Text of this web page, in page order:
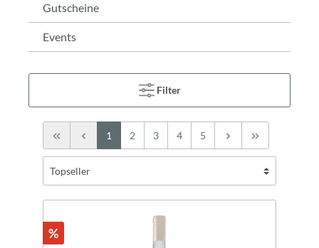
Gutscheine
Events
Filter
1 2 3 4 5
%